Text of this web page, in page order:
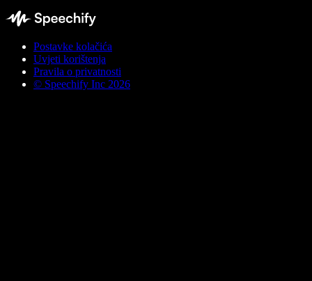
Postavke kolačića
Uvjeti korištenja
Pravila o privatnosti
© Speechify Inc 2026